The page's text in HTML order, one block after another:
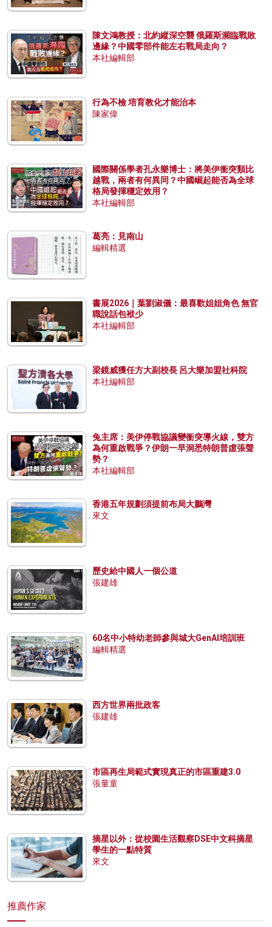
陳文鴻教授：北約縱深空襲 俄羅斯瀕臨戰敗
邊緣？中國零部件能左右戰局走向？
本社編輯部
行為不檢 培育教化才能治本
陳家偉
國際關係學者孔永樂博士：將美伊衝突類比
越戰，兩者有何異同？中國崛起能否為全球
格局發揮穩定效用？
本社編輯部
葛亮：見南山
編輯精選
書展2026｜葉劉淑儀：最喜歡姐姐角色 無官
職說話包袱少
本社編輯部
梁鏡威獲任方大副校長 呂大樂加盟社科院
本社編輯部
兔主席：美伊停戰協議變衝突導火線，雙方
為何重啟戰爭？伊朗一早洞悉特朗普虛張聲
勢？
本社編輯部
香港五年規劃須提前布局大鵬灣
來文
歷史給中國人一個公道
張建雄
60名中小特幼老師參與城大GenAI培訓班
編輯精選
西方世界兩批政客
張建雄
市區再生局範式實現真正的市區重建3.0
張量童
摘星以外：從校園生活觀察DSE中文科摘星
學生的一點特質
來文
推薦作家